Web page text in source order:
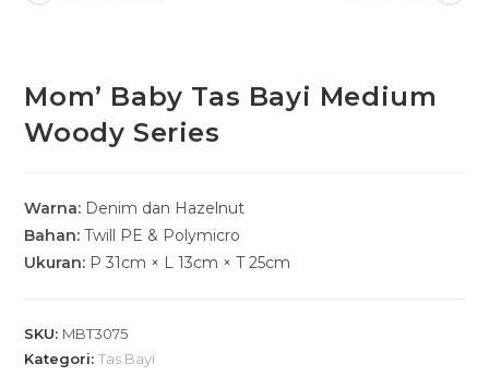
Mom’ Baby Tas Bayi Medium
Woody Series
Warna: Denim dan Hazelnut
Bahan: Twill PE & Polymicro
Ukuran: P 31cm × L 13cm × T 25cm
SKU: MBT3075
Kategori:Tas Bayi